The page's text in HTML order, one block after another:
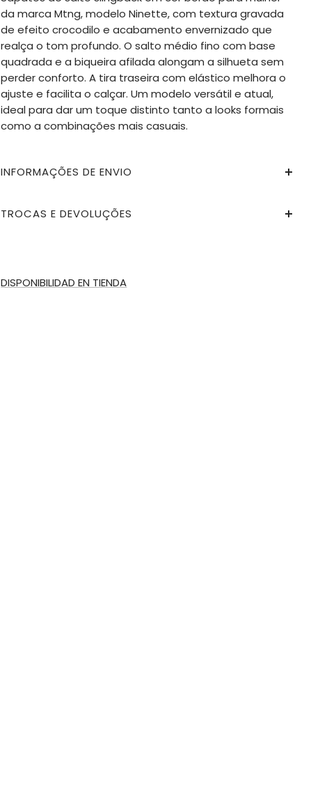
da marca Mtng, modelo Ninette, com textura gravada
de efeito crocodilo e acabamento envernizado que
realça o tom profundo. O salto médio fino com base
quadrada e a biqueira afilada alongam a silhueta sem
perder conforto. A tira traseira com elástico melhora o
ajuste e facilita o calçar. Um modelo versátil e atual,
ideal para dar um toque distinto tanto a looks formais
como a combinações mais casuais.
INFORMAÇÕES DE ENVIO
TROCAS E DEVOLUÇÕES
DISPONIBILIDAD EN TIENDA